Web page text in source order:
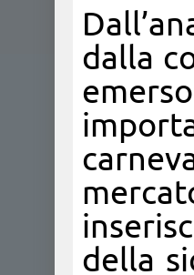
dalla
della